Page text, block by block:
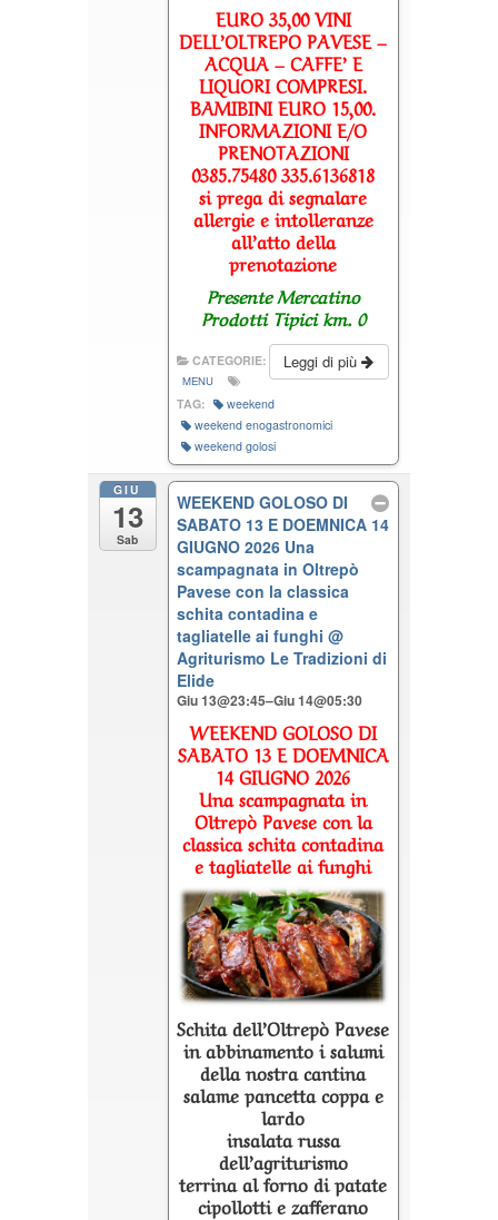
EURO 35,00 VINI
DELL’OLTREPO PAVESE –
ACQUA – CAFFE’ E
LIQUORI COMPRESI.
BAMIBINI EURO 15,00.
INFORMAZIONI E/O
PRENOTAZIONI
0385.75480 335.6136818
si prega di segnalare
allergie e intolleranze
all’atto della
prenotazione
Presente Mercatino
Prodotti Tipici km. 0
Leggi di più
CATEGORIE:
MENU
TAG:
weekend
weekend enogastronomici
weekend golosi
GIU
13
Sab
WEEKEND GOLOSO DI
SABATO 13 E DOEMNICA 14
GIUGNO 2026 Una
scampagnata in Oltrepò
Pavese con la classica
schita contadina e
tagliatelle ai funghi@
Agriturismo Le Tradizioni di
Elide
Giu 13@23:45–Giu 14@05:30
WEEKEND GOLOSO DI
SABATO 13 E DOEMNICA
14 GIUGNO 2026
Una scampagnata in
Oltrepò Pavese con la
classica schita contadina
e tagliatelle ai funghi
Schita dell’Oltrepò Pavese
in abbinamento i salumi
della nostra cantina
salame pancetta coppa e
lardo
insalata russa
dell’agriturismo
terrina al forno di patate
cipollotti e zafferano